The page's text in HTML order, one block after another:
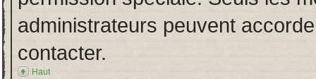
administrateurs peuvent
contacter.
Haut